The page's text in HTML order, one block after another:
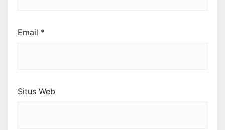
Email *
Situs Web